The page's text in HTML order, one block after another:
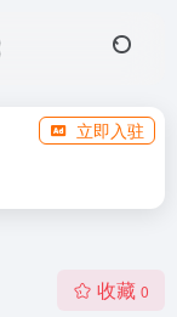
立即入驻
收藏 0